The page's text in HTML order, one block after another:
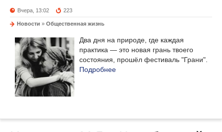
Вчера, 13:02 223
Новости » Общественная жизнь
Два дня на природе, где каждая
практика — это новая грань твоего
состояния, прошёл фестиваль "Грани".
Подробнее